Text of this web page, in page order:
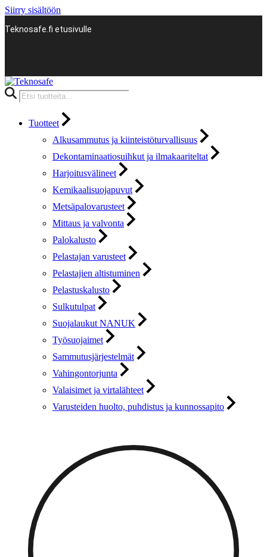
Siirry sisältöön
Teknosafe.fi etusivulle
Products
search
Tuotteet
Alkusammutus ja kiinteistöturvallisuus
Dekontaminaatiosuihkut ja ilmakaariteltat
Harjoitusvälineet
Kemikaalisuojapuvut
Metsäpalovarusteet
Mittaus ja valvonta
Palokalusto
Pelastajan varusteet
Pelastajien altistuminen
Pelastuskalusto
Sulkutulpat
Suojalaukut NANUK
Työsuojaimet
Sammutusjärjestelmät
Vahingontorjunta
Valaisimet ja virtalähteet
Varusteiden huolto, puhdistus ja kunnossapito